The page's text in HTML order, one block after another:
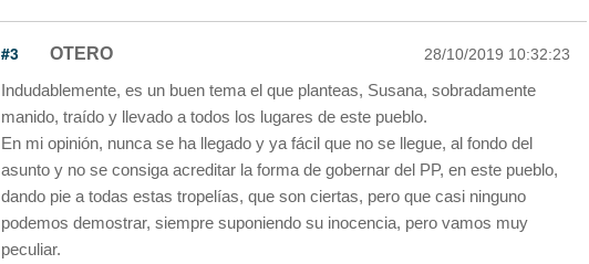
#3 OTERO 28/10/2019 10:32:23
Indudablemente, es un buen tema el que planteas, Susana, sobradamente
manido, traído y llevado a todos los lugares de este pueblo.
En mi opinión, nunca se ha llegado y ya fácil que no se llegue, al fondo del
asunto y no se consiga acreditar la forma de gobernar del PP, en este pueblo,
dando pie a todas estas tropelías, que son ciertas, pero que casi ninguno
podemos demostrar, siempre suponiendo su inocencia, pero vamos muy
peculiar.